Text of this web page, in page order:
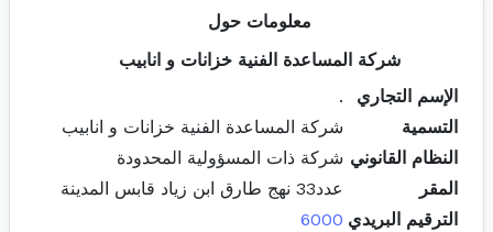
معلومات حول
شركة المساعدة الفنية خزانات و انابيب
الإسم التجاري
.
التسمية
شركة المساعدة الفنية خزانات و انابيب
النظام القانوني شركة ذات المسؤولية المحدودة
المقر
عدد33 نهج طارق ابن زياد قابس المدينة
الترقيم البريدي 6000